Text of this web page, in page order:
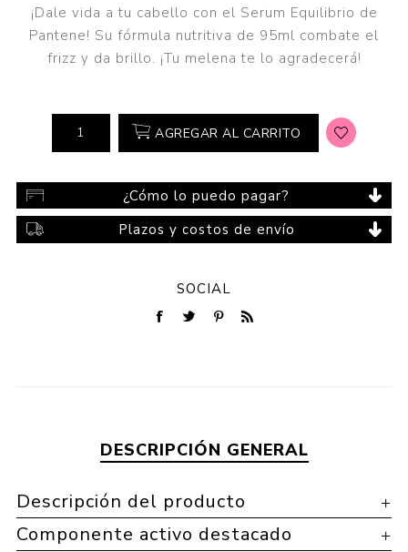
¡Dale vida a tu cabello con el Serum Equilibrio de
Pantene! Su fórmula nutritiva de 95ml combate el
frizz y da brillo. ¡Tu melena te lo agradecerá!
AGREGAR AL CARRITO
¿Cómo lo puedo pagar?
Plazos y costos de envío
SOCIAL
DESCRIPCIÓN GENERAL
Descripción del producto
Componente activo destacado